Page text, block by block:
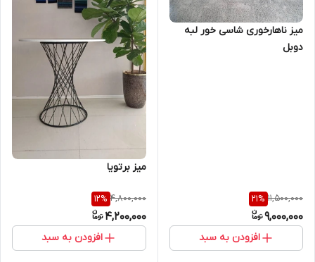
میز ناهارخوری شاسی خور لبه
دوبل
11,500,000
21%
9,000,000
افزودن به سبد
میز برتویا
4,800,000
12%
4,200,000
افزودن به سبد